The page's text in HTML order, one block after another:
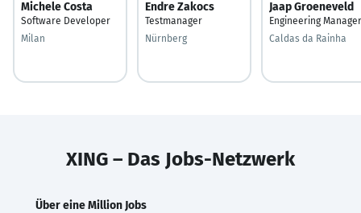
Michele Costa
Software Developer
Milan
Endre Zakocs
Testmanager
Nürnberg
Jaap Groeneveld
Engineering Manager
Caldas da Rainha
XING – Das Jobs-Netzwerk
Über eine Million Jobs